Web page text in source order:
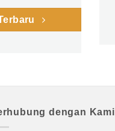
dengan Kami